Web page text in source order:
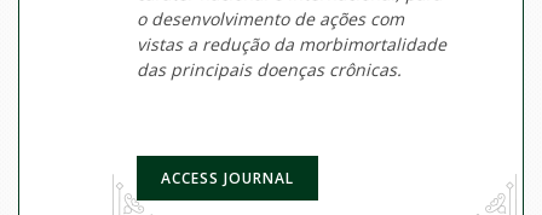
o desenvolvimento de ações com
vistas a redução da morbimortalidade
das principais doenças crônicas.
ACCESS JOURNAL